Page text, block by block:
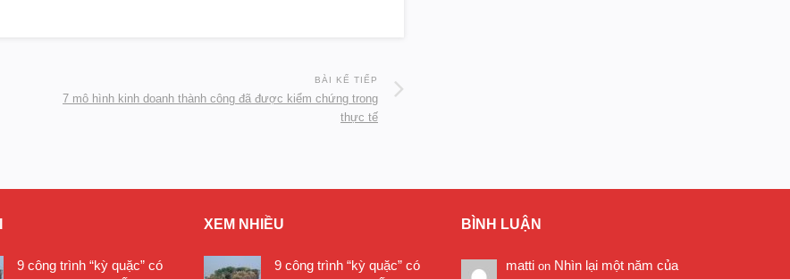
BÀI KẾ TIẾP
7 mô hình kinh doanh thành công đã được kiểm chứng trong
thực tế
9 công trình “kỳ quặc” có
XEM NHIỀU
9 công trình “kỳ quặc” có
BÌNH LUẬN
matti on Nhìn lại một năm của